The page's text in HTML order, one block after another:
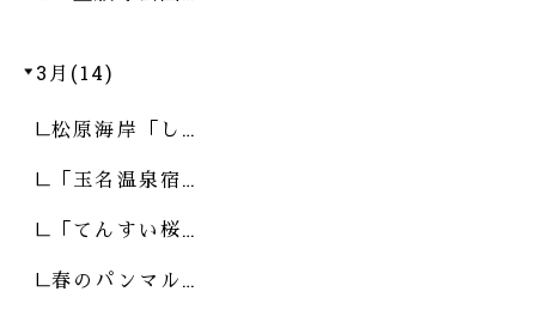
3月(14)
松原海岸「し…
「玉名温泉宿…
「てんすい桜…
春のパンマル…